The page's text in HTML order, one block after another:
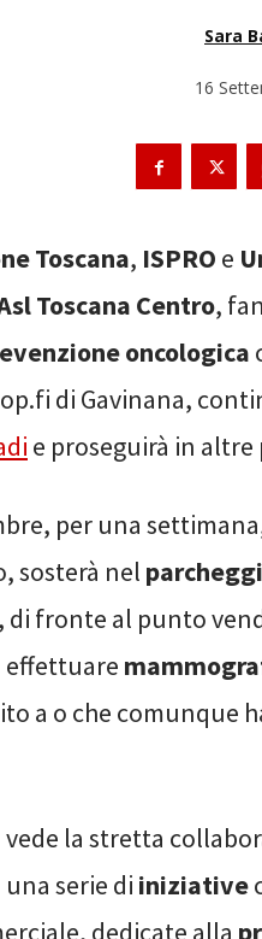
Sara
16
Toscana, ISPRO e
Toscana Centro,
oncologica
di Gavinana,
e proseguirà in
per una
sosterà nel
di fronte al punto
effettuare
a o che comunque
vede la stretta
serie di iniziative
dedicate alla